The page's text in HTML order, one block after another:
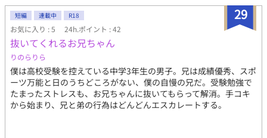
イプではないが、青の前だと感情豊かとなる、スポーツ自己推薦
枠で入学 ◯『角石 剛志（すみいし ごうし）』 ツンデレ系ウ
ケ 東京都立川市出身 「高橋とは、幼なじみで小学5年からバッ
テリーを組む、キレッキレの140km以上のストレートが武器、変
化球の球種は少な目.スライダー、カーブ」 クセのある性格、感情
の起伏が、激しく。つい相手にキツく当たったりしてしまう。野
球努力家、智也になだめられることも多い、地元の強豪シニアで
エースとして地区大会優勝経験ある、特待生推薦枠で入学 ◯『高
橋 智也（たかはし ともや）』 一途な攻め 東京都立川市出身
「角石の幼なじみだが、中学から角石に片思いしている。分析力
29
短編 連載中 R18
お気に入り : 5 24h.ポイント : 42
抜いてくれるお兄ちゃん
りのらりら
僕は高校受験を控えている中学3年生の男子。兄は成績優秀、スポ
ーツ万能と日のうちどころがない、僕の自慢の兄だ。受験勉強で
たまったストレスも、お兄ちゃんに抜いてもらって解消。手コキ
から始まり、兄と弟の行為はどんどんエスカレートする。